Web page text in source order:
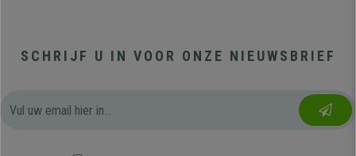
SCHRIJF U IN VOOR ONZE NIEUWSBRIEF